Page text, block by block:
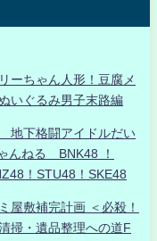
ーちゃん人形！豆腐メ
いぐるみ男子末路編
下格闘アイドルだい
んねる BNK48 ！
！STU48！SKE48
屋敷補完計画 ＜必殺！
掃・遺品整理への道F